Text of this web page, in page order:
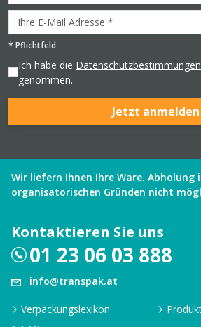
* Pflichtfeld
Ich habe die Datenschutzbestimmungen
genommen.
Jetzt anmelden
Wir liefern Ihnen Ihre Ware. Abholung
organisatorischen Gründen nicht
Kontaktieren Sie uns
01 23 06 03 888
info@transpak.at
Verpackungslexikon